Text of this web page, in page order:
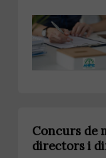
Concurs de
directors i